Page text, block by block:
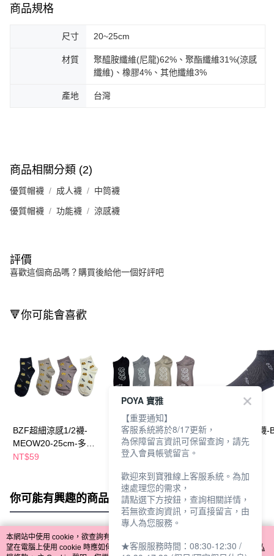
商品規格
尺寸 20~25cm
材質
聚醯胺纖維(尼龍)62%、聚酯纖維31%(涼感
纖維)、橡膠4%、其他纖維3%
產地 台灣
商品相關分類 (2)
優質帽襪 成人襪 中筒襪
優質帽襪 功能襪 涼感襪
評價
喜歡這個商品嗎？購買後給他一個好評吧
🔻你可能會喜歡
BZF超細涼感1/2襪-
MEOW20-25cm-多款
任選
NT$59
BZF超細涼感船襪-微
笑疊疊20-25cm-多款
任選
NT$49
超細涼感船形襪-
多款任選
你可能有興趣的商品 全站排行
熱門標籤
本網站中使用 cookie，欲查詢有關本網站使用 cookie 方式之詳情，及若您不希
望在電腦上使用 cookie 時應如何變更電腦的 cookie 設定，請參閱本網站「
隱私
POYA 寶雅
【重要通知】
客服系統將於8/17更新，
為保障留言資訊可保留查詢，請先
登入會員帳號留言。
歡迎來到寶雅線上客服系統。為加
速處理您的需求，
請點選下方按鈕，查詢相關詳情，
若無欲查詢資訊，可直接留言，由
專人為您服務。
★客服服務時間：08:30-12:30 /